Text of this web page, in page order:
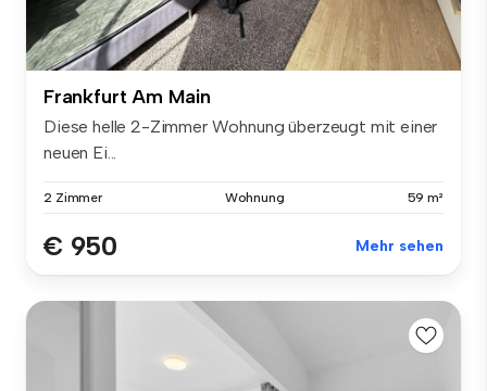
Frankfurt Am Main
Diese helle 2-Zimmer Wohnung überzeugt mit einer
neuen Ei...
2 Zimmer Wohnung 59 m²
€ 950 Mehr sehen